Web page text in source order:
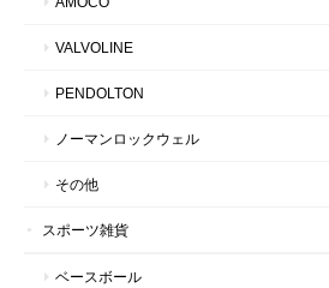
VALVOLINE
PENDOLTON
ノーマンロックウェル
その他
スポーツ雑貨
ベースボール